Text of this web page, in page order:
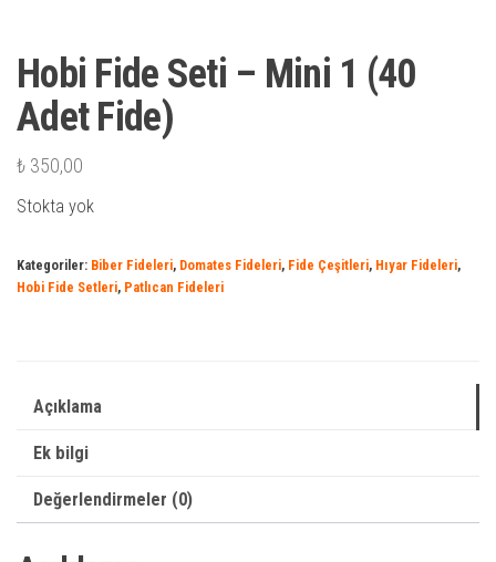
Hobi Fide Seti – Mini 1 (40
Adet Fide)
₺ 350,00
Stokta yok
Kategoriler: Biber Fideleri, Domates Fideleri, Fide Çeşitleri, Hıyar Fideleri,
Hobi Fide Setleri, Patlıcan Fideleri
Açıklama
Ek bilgi
Değerlendirmeler (0)